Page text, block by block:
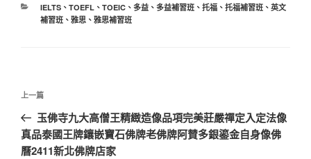
分
類
IELTS、 TOEFL、 TOEIC、 多益、 多益補習班、 托福、 托福補習班、 英文
補習班、 雅思、 雅思補習班
文
導
覽
上
一
篇
文
上一篇
玉佛寺九大高僧王精緻造像品項完美莊嚴禪定入定法像
真品泰國王牌鑲嵌寶石佛牌老佛牌阿賛多銀鎏金自身像佛
曆2411新北佛牌店家